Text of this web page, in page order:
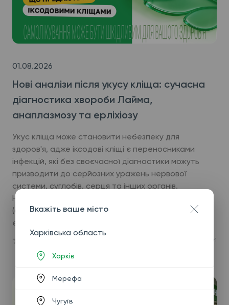
01.08.2026
Нові аналізи після укусу кліща: сучасна
діагностика хвороби Лайма,
анаплазмозу та ерліхіозу
Укус кліща може становити небезпеку для
здоров'я, адже іксодові кліщі є переносниками
інфекцій, які без своєчасної діагностики можуть
призводити до серйозних уражень нервової
системи, суглобів, серця та інших органів.
Найпоширенішими серед них є хвороба Лайма
(бореліоз), гранулоцитарний анаплазмоз та
ерліхіоз.
1
Вкажіть ваше місто
Харківська область
Харків
Мерефа
Чугуїв